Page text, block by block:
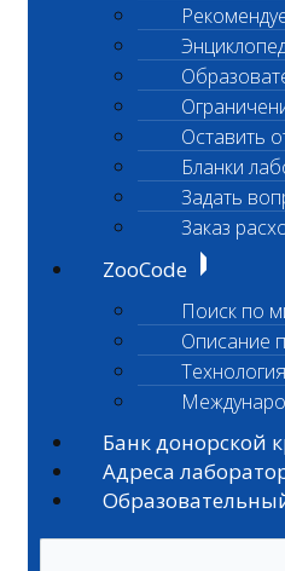
Оставить
Бланки
Задать
Заказ
ZooCode
Поиск по
Описание
Технология
Банк донорской
Адреса